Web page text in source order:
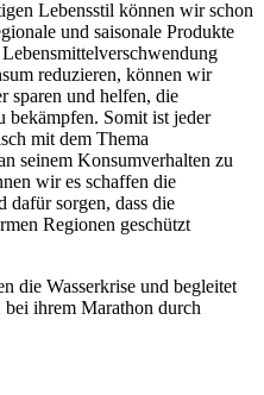
Lebensstil können wir schon
und saisonale Produkte
reduzieren, können wir
sparen und helfen, die
bekämpfen. Somit ist jeder
mit dem Thema
seinem Konsumverhalten zu
wir es schaffen die
dafür sorgen, dass die
Regionen geschützt
die Wasserkrise und begleitet
ihrem Marathon durch